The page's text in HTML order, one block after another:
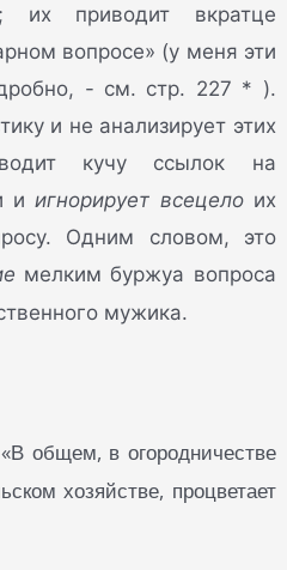
их приводит вкратце
вопросе» (у меня эти
- см. стр. 227 * ).
и не анализирует этих
кучу ссылок на
иигнорирует всецелоих
Одним словом, это
мелким буржуа вопроса
мужика.
«В общем, в огородничестве
хозяйстве, процветает